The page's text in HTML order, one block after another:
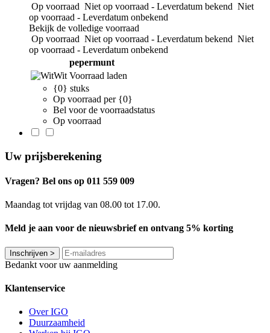
Op voorraad Niet op voorraad - Leverdatum bekend Niet
op voorraad - Leverdatum onbekend
Bekijk de volledige voorraad
Op voorraad Niet op voorraad - Leverdatum bekend Niet
op voorraad - Leverdatum onbekend
pepermunt
Wit Voorraad laden
{0} stuks
Op voorraad per {0}
Bel voor de voorraadstatus
Op voorraad
Uw prijsberekening
Vragen? Bel ons op 011 559 009
Maandag tot vrijdag van 08.00 tot 17.00.
Meld je aan voor de nieuwsbrief en ontvang 5% korting
Inschrijven >
Bedankt voor uw aanmelding
Klantenservice
Over IGO
Duurzaamheid